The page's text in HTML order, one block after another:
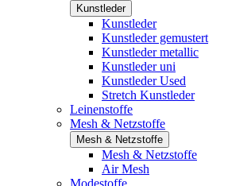
Kunstleder
Kunstleder
Kunstleder gemustert
Kunstleder metallic
Kunstleder uni
Kunstleder Used
Stretch Kunstleder
Leinenstoffe
Mesh & Netzstoffe
Mesh & Netzstoffe
Mesh & Netzstoffe
Air Mesh
Modestoffe